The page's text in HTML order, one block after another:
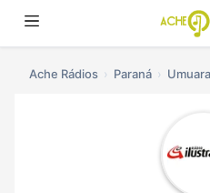
Ache Rádios Paraná